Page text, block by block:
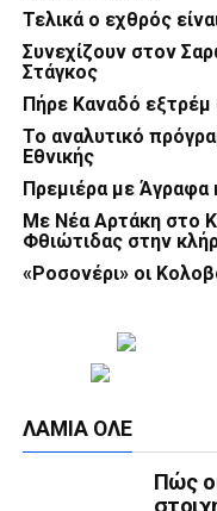
Τελικά ο εχθρός
Συνεχίζουν στον
Στάγκος
Πήρε Καναδό
Το αναλυτικό
Εθνικής
Πρεμιέρα με Άγραφα
Με Νέα Αρτάκη στο
Φθιώτιδας στην
«Ροσονέρι» οι
ΛΑΜΙΑ ΟΛΕ
Πώς